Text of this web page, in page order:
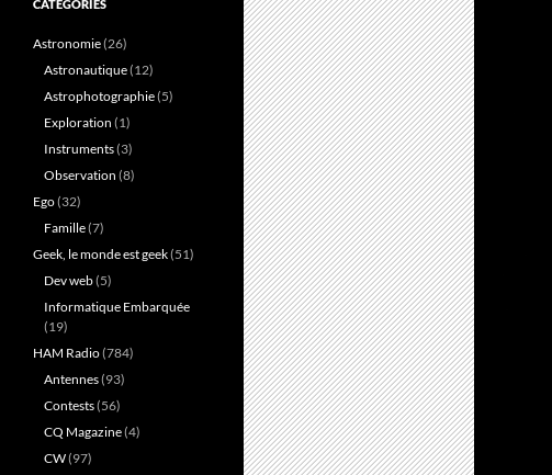
CATÉGORIES
Astronomie(26)
Astronautique(12)
Astrophotographie(5)
Exploration (1)
Instruments(3)
Observation (8)
Ego(32)
Famille(7)
Geek, le monde est geek(51)
Dev web(5)
Informatique Embarquée
(19)
HAM Radio(784)
Antennes(93)
Contests(56)
CQ Magazine(4)
CW(97)